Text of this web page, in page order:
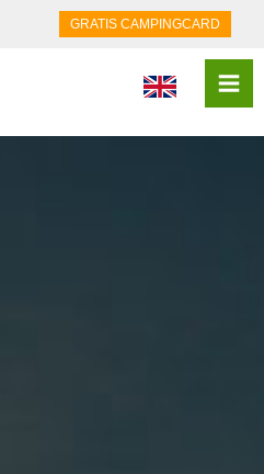
GRATIS CAMPINGCARD